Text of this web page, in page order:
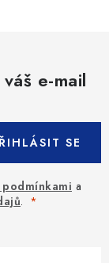
e-mail
a
.
SE